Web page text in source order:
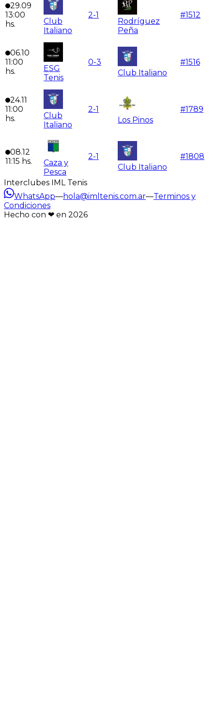
29.09
13:00
hs.
Club
Italiano
2-1
Rodríguez
Peña
#1512
06.10
11:00
hs.
ESG
Tenis
0-3
Club Italiano
#1516
24.11
11:00
hs.
Club
Italiano
2-1
Los Pinos
#1789
08.12
11:15 hs.
Caza y
Pesca
2-1
Club Italiano
#1808
Interclubes IML Tenis
WhatsApp—hola@imltenis.com.ar—Terminos y
Condiciones
Hecho con ❤︎ en 2026